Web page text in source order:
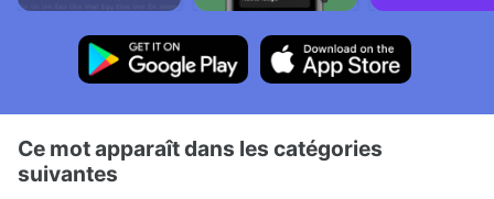
Ce mot apparaît dans les catégories
suivantes